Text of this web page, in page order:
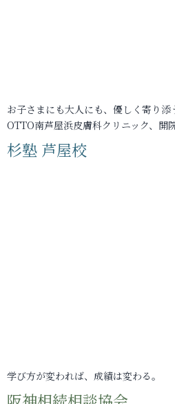
お子さまにも大人にも、優しく寄り添
OTTO南芦屋浜皮膚科クリニック、開
杉塾 芦屋校
学び方が変われば、成績は変わる。